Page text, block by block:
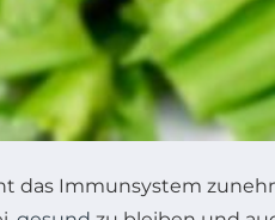
das Immunsystem